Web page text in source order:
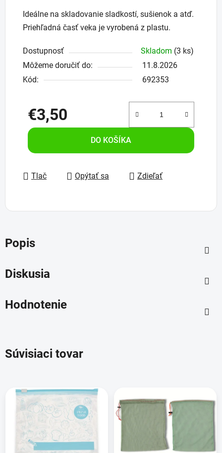
Ideálne na skladovanie sladkostí, sušienok a atď.
Priehľadná časť veka je vyrobená z plastu.
Dostupnosť Skladom (3 ks)
Môžeme doručiť do:
11.8.2026
Kód:
692353
€3,50
Jednotková cena:
DO KOŠÍKA
Tlač Opýtať sa Zdieľať
Popis
Diskusia
Hodnotenie
Súvisiaci tovar